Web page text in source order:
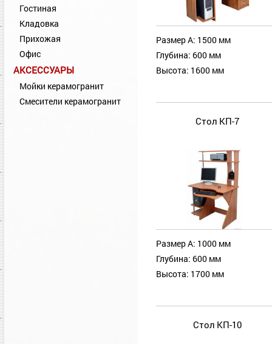
Гостиная
Кладовка
Прихожая
Офис
АКСЕССУАРЫ
Мойки керамогранит
Смесители керамогранит
Размер А: 1500 мм
Глубина: 600 мм
Высота: 1600 мм
Стол КП-7
Размер А: 1000 мм
Глубина: 600 мм
Высота: 1700 мм
Стол КП-10